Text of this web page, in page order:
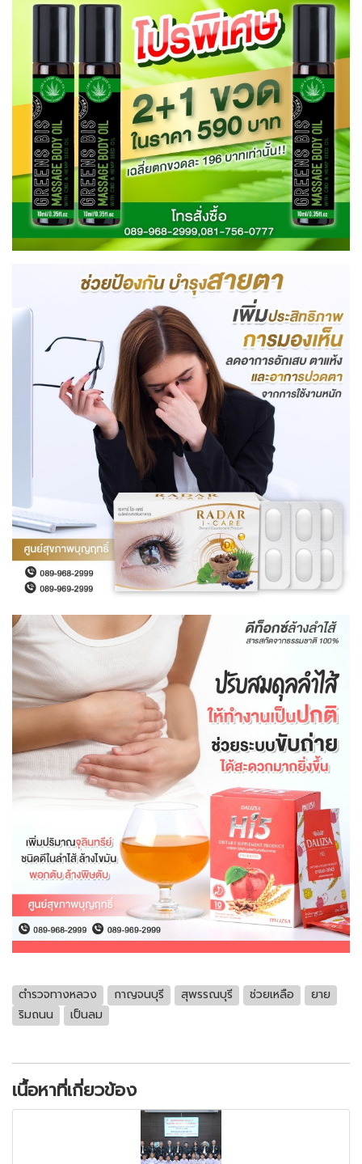
ตำรวจทางหลวง กาญจนบุรี สุพรรณบุรี ช่วยเหลือ
ยาย
ริมถนน
เป็นลม
เนื้อหาที่เกี่ยวข้อง